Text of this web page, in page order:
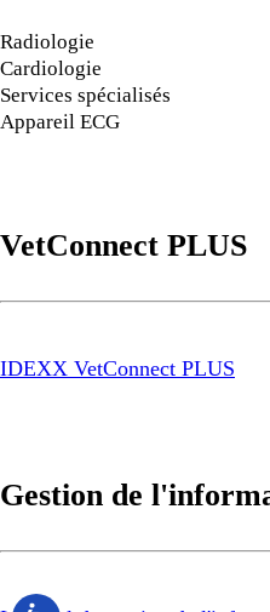
Radiologie
Cardiologie
Services spécialisés
Appareil ECG
VetConnect PLUS
IDEXX VetConnect PLUS
Gestion de